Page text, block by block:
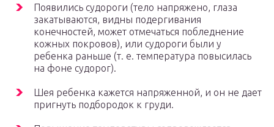
Появились судороги (тело напряжено, глаза
закатываются, видны подергивания
конечностей, может отмечаться побледнение
кожных покровов), или судороги были у
ребенка раньше (т. е. температура повысилась
на фоне судорог).
Шея ребенка кажется напряженной, и он не дает
пригнуть подбородок к груди.